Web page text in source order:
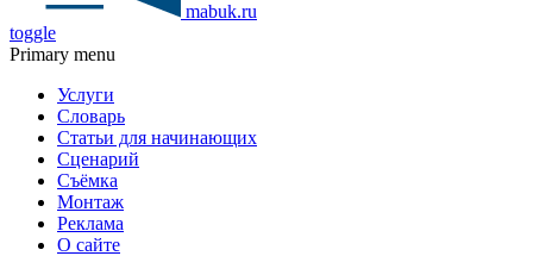
mabuk.ru
toggle
Primary menu
Услуги
Словарь
Статьи для начинающих
Сценарий
Съёмка
Монтаж
Реклама
О сайте